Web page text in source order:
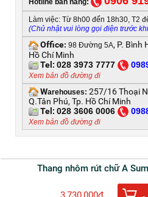
Hotline bán hàng:
Làm việc: Từ 8h00 đến 18h30, T2
(Chủ nhật vui lòng gọi điện trước
Office: 98 Đường 5A, P. Bình
Hồ Chí Minh
Tel: 028 3973 7777 0
Xem bản đồ đường đi
Warehouses: 257/16 Thoại
Q.Tân Phú, Tp. Hồ Chí Minh
Tel: 028 3606 0006 0
Xem bản đồ đường đi
Thang nhôm rút chữ A